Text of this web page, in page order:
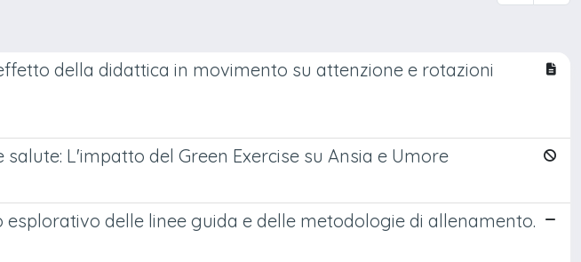
della didattica in movimento su attenzione e rotazioni
L'impatto del Green Exercise su Ansia e Umore
delle linee guida e delle metodologie di allenamento.